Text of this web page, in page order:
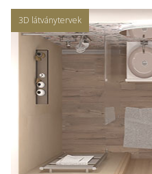
3D látványtervek